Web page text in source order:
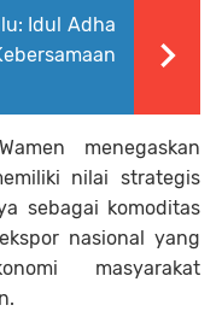
Idul Adha
menegaskan
nilai strategis
sebagai komoditas
nasional yang
masyarakat